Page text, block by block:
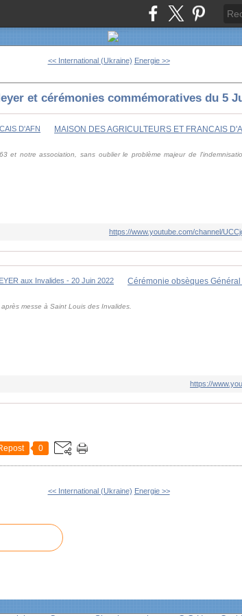
<< International (Ukraine) Energie >>
et cérémonies commémoratives du 5
MAISON DES AGRICULTEURS ET FRANCAIS
et notre association, sans oublier le problème majeur de
https://www.youtube.com/channel/
messe à Saint Louis des Invalides.
https://
0
<< International (Ukraine) Energie >>